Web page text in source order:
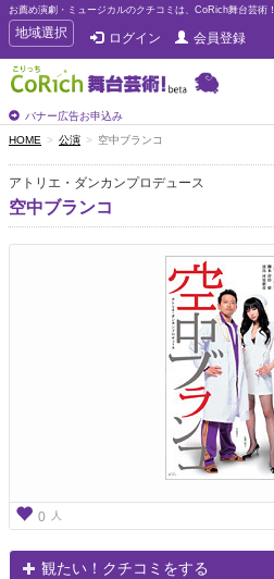
お薦め演劇・ミュージカルのクチコミは、CoRich舞台芸術！
T
o
g
g
e
n
a
v
i
g
地域選択 ログイン 会員登録
バナー広告お申込み
HOME 公演 空中ブランコ
アトリエ・ダンカンプロデュース
空中ブランコ
0 人
観たい！クチコミをする